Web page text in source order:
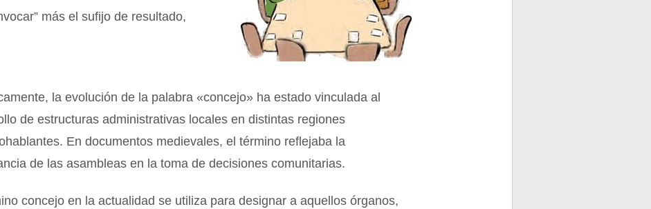
más el sufijo de resultado,
la evolución de la palabra «concejo» ha estado vinculada al
de estructuras administrativas locales en distintas regiones
En documentos medievales, el término reflejaba la
de las asambleas en la toma de decisiones comunitarias.
concejo en la actualidad se utiliza para designar a aquellos órganos,